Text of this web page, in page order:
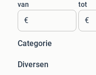
van
€
tot
€
Categorie
Diversen